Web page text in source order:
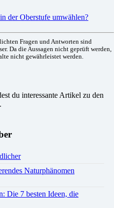
der Oberstufe umwählen?
Fragen und Antworten sind
Da die Aussagen nicht geprüft werden,
nicht gewährleistet werden.
du interessante Artikel zu den
Naturphänomen
Die 7 besten Ideen, die